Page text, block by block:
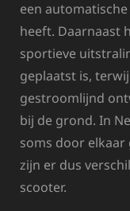
een
heeft. Daarnaast
sportieve
geplaatst is,
gestroomlijnd
bij de grond. In
soms door
zijn er dus
scooter.